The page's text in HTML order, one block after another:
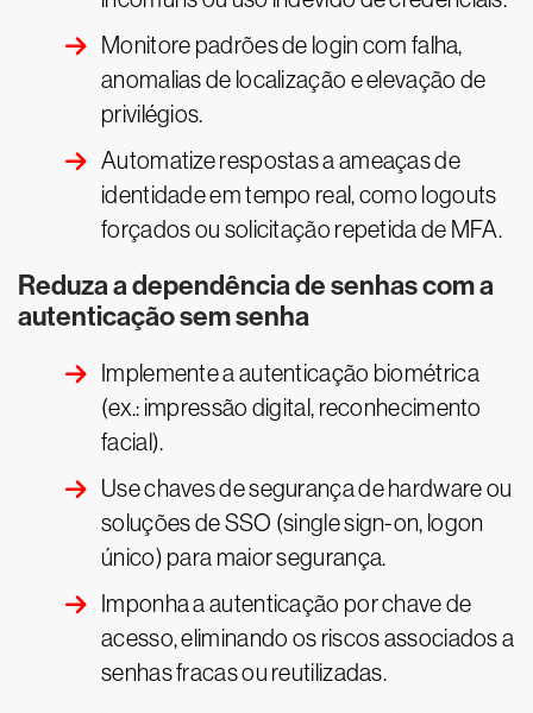
Monitore padrões de login com falha,
anomalias de localização e elevação de
privilégios.
Automatize respostas a ameaças de
identidade em tempo real, como logouts
forçados ou solicitação repetida de MFA.
Reduza a dependência de senhas com a
autenticação sem senha
Implemente a autenticação biométrica
(ex.: impressão digital, reconhecimento
facial).
Use chaves de segurança de hardware ou
soluções de SSO (single sign-on, logon
único) para maior segurança.
Imponha a autenticação por chave de
acesso, eliminando os riscos associados a
senhas fracas ou reutilizadas.